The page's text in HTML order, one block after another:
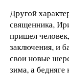
Другой
священника,
пришел
заключения, и
свои новые
зима, а